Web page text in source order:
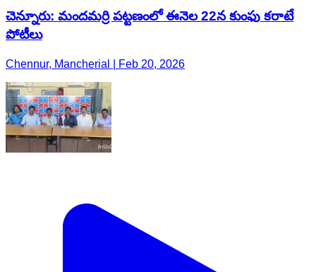
చెన్నూరు: మందమర్రి పట్టణంలో ఈనెల 22న కుంఫు కరాటే
పోటీలు
Chennur, Mancherial | Feb 20, 2026